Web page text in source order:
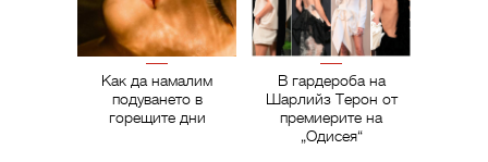
Как да намалим
подуването в
горещите дни
В гардероба на
Шарлийз Терон от
премиерите на
„Одисея“